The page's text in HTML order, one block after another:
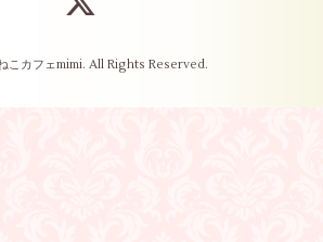
こカフェmimi. All Rights Reserved.